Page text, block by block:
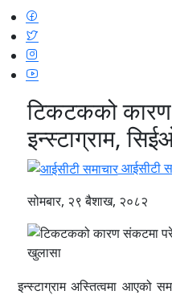
टिकटकको
इन्स्टाग्राम,
आईसीटी
सोमबार, २९ बैशाख, २०८२
इन्स्टाग्राम अस्तित्वमा आएको